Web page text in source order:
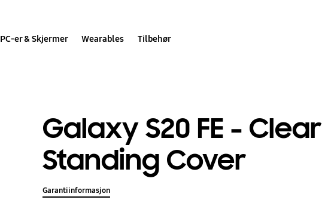
PC-er & Skjermer Wearables Tilbehør
Galaxy S20 FE - Clear
Standing Cover
Garantiinformasjon